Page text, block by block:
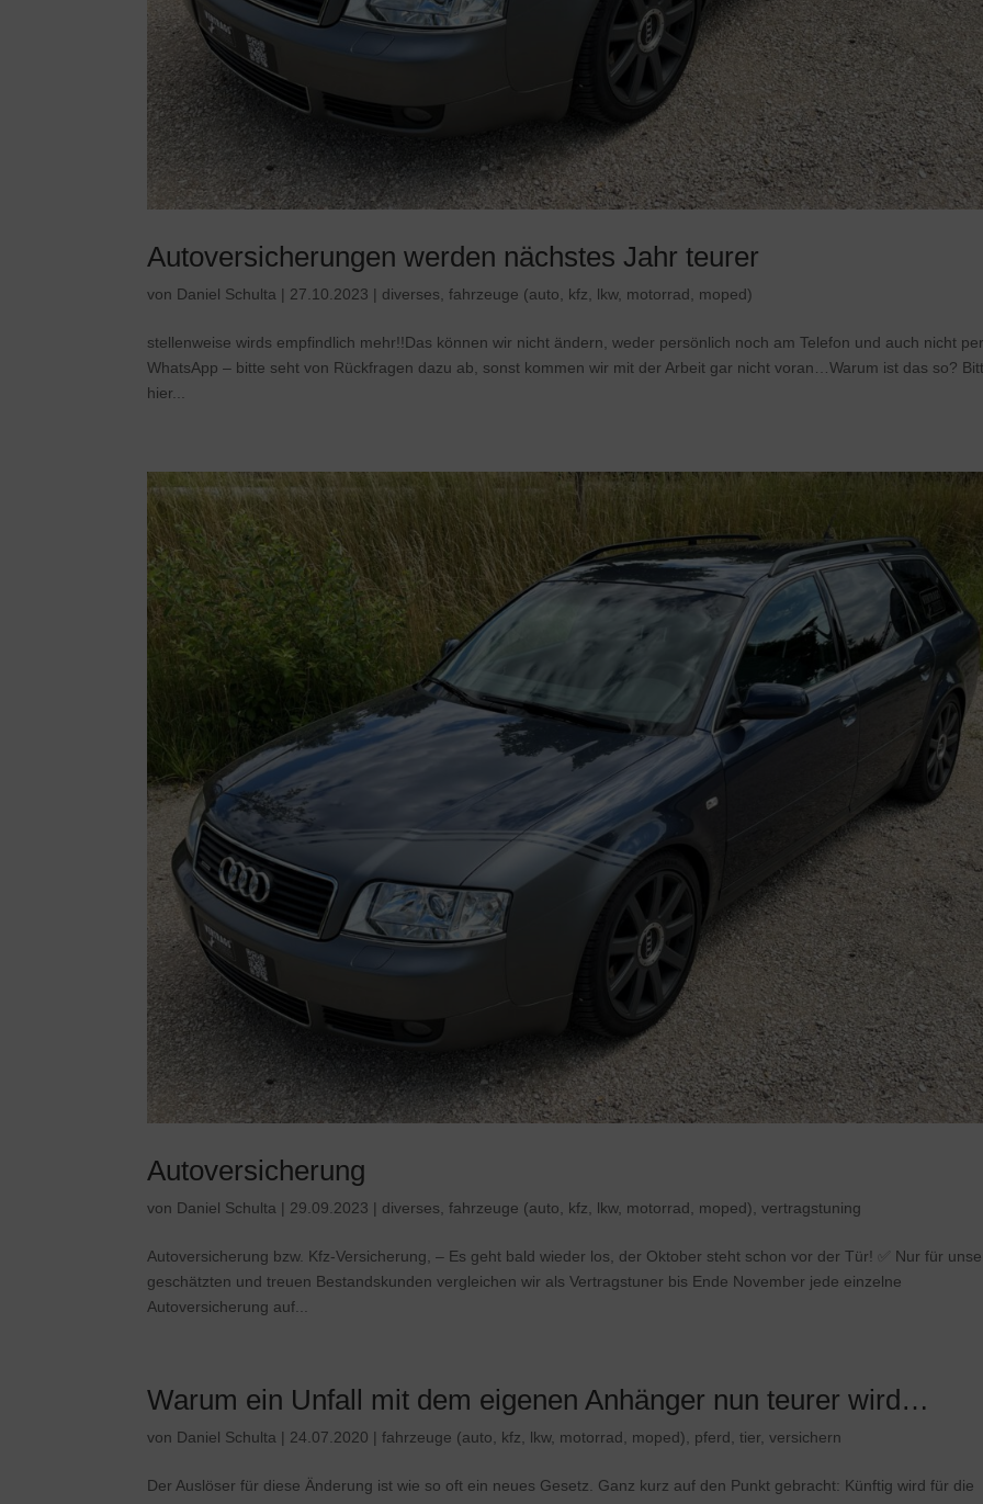
Autoversicherungen werden nächstes Jahr teurer
von Daniel Schulta | 27.10.2023 | diverses ,fahrzeuge (auto, kfz, lkw, motorrad, moped)
stellenweise wirds empfindlich mehr!!Das können wir nicht ändern, weder persönlich noch am Telefon und auch nicht
WhatsApp – bitte seht von Rückfragen dazu ab, sonst kommen wir mit der Arbeit gar nicht voran…Warum ist das so?
hier...
Autoversicherung
von Daniel Schulta | 29.09.2023 | diverses ,fahrzeuge (auto, kfz, lkw, motorrad, moped) ,vertragstuning
Autoversicherung bzw. Kfz-Versicherung, – Es geht bald wieder los, der Oktober steht schon vor der Tür! ✅ Nur für
geschätzten und treuen Bestandskunden vergleichen wir als Vertragstuner bis Ende November jede einzelne
Autoversicherung auf...
Warum ein Unfall mit dem eigenen Anhänger nun teurer wird…
von Daniel Schulta | 24.07.2020 |fahrzeuge (auto, kfz, lkw, motorrad, moped) pferd ,tier ,versichern
Der Auslöser für diese Änderung ist wie so oft ein neues Gesetz. Ganz kurz auf den Punkt gebracht: Künftig wird für die